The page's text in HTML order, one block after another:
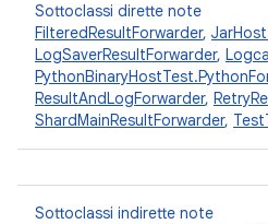
Sottoclassi dirette note
FilteredResultForwarder,
LogSaverResultForwarder,
ResultAndLogForwarder,
ShardMainResultForwarder,
Sottoclassi indirette note